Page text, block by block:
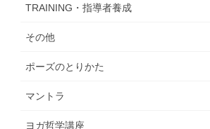
TRAINING・指導者養成
その他
ポーズのとりかた
マントラ
ヨガ哲学講座